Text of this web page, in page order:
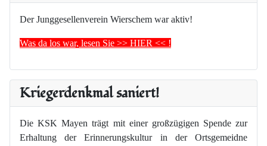
Der Junggesellenverein Wierschem war aktiv!
Was da los war, lesen Sie >> HIER << !
Kriegerdenkmal saniert!
Die KSK Mayen trägt mit einer großzügigen Spende zur
Erhaltung der Erinnerungskultur in der Ortsgemeidne